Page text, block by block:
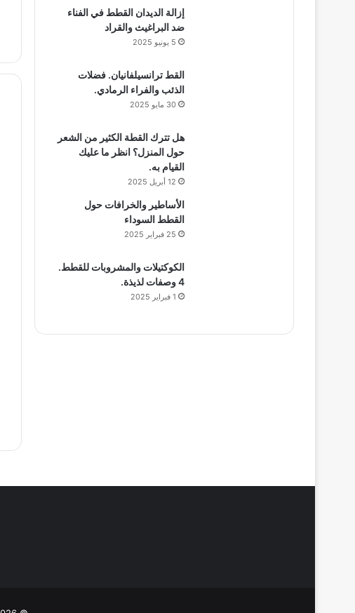
إزالة الديدان القطط في الفناء
ضد البراغيث والقراد
5 يونيو 2025
القط ترانسيلفانيان. فضلات
الذئب والفراء الرمادي.
30 مايو 2025
هل تترك القطة الكثير من الشعر
حول المنزل؟ انظر ما عليك
القيام به.
12 أبريل 2025
الأساطير والخرافات حول
القطط السوداء
25 فبراير 2025
الكوكتيلات والمشروبات للقطط.
4 وصفات لذيذة.
1 فبراير 2025